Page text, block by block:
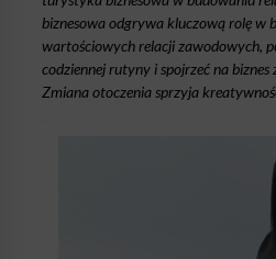
biznesowa odgrywa kluczową rolę w
wartościowych relacji zawodowych,
codziennej rutyny i spojrzeć na biznes
Zmiana otoczenia sprzyja